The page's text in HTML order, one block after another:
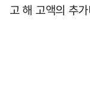
고 해 고액의 추